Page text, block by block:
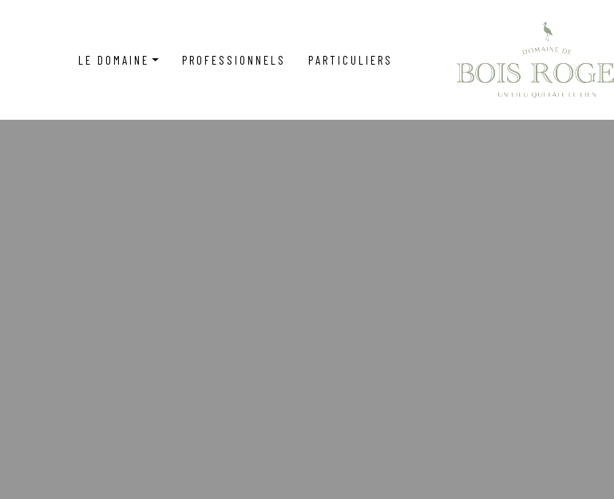
LE DOMAINE PROFESSIONNELS PARTICULIERS